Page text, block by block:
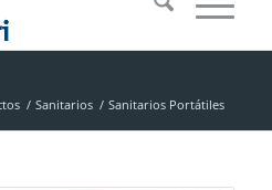
/ Sanitarios / Sanitarios Portátiles